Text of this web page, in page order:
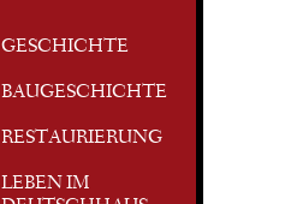
GESCHICHTE
BAUGESCHICHTE
RESTAURIERUNG
LEBEN IM